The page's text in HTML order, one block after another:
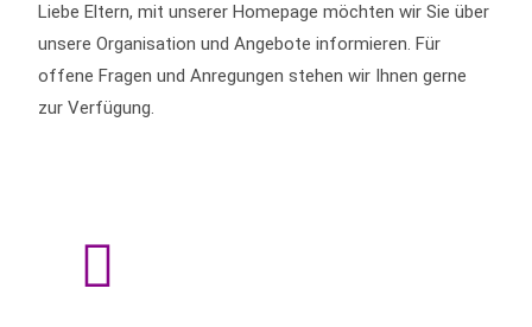
Liebe Eltern, mit unserer Homepage möchten wir Sie über
unsere Organisation und Angebote informieren. Für
offene Fragen und Anregungen stehen wir Ihnen gerne
zur Verfügung.